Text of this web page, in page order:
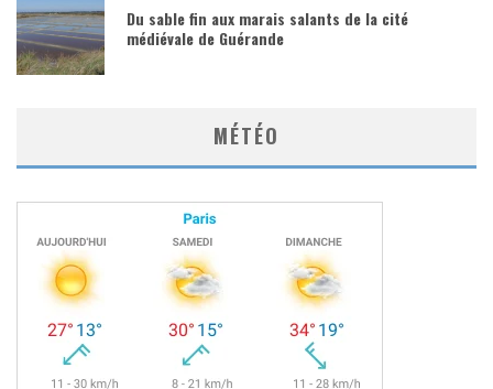
Du sable fin aux marais salants de la cité
médiévale de Guérande
MÉTÉO